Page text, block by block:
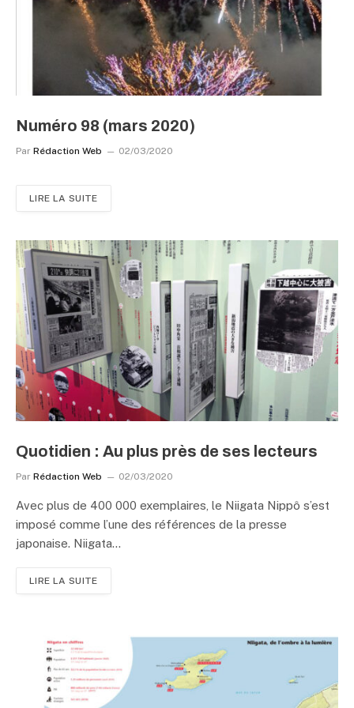
Numéro 98 (mars 2020)
Par Rédaction Web 02/03/2020
LIRE LA SUITE
Quotidien : Au plus près de ses lecteurs
Par Rédaction Web 02/03/2020
Avec plus de 400 000 exemplaires, le Niigata Nippô s’est
imposé comme l’une des références de la presse
japonaise. Niigata…
LIRE LA SUITE